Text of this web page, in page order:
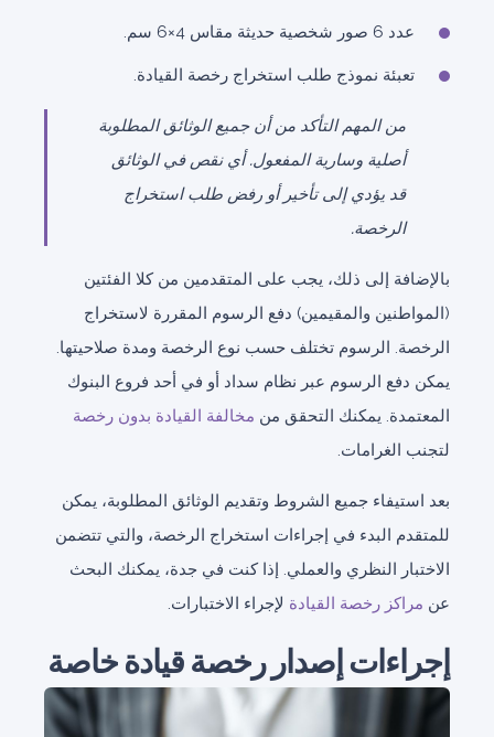
عدد 6 صور شخصية حديثة مقاس 4×6 سم.
تعبئة نموذج طلب استخراج رخصة القيادة.
من المهم التأكد من أن جميع الوثائق المطلوبة
أصلية وسارية المفعول. أي نقص في الوثائق
قد يؤدي إلى تأخير أو رفض طلب استخراج
الرخصة.
بالإضافة إلى ذلك، يجب على المتقدمين من كلا الفئتين
(المواطنين والمقيمين) دفع الرسوم المقررة لاستخراج
الرخصة. الرسوم تختلف حسب نوع الرخصة ومدة صلاحيتها.
يمكن دفع الرسوم عبر نظام سداد أو في أحد فروع البنوك
المعتمدة. يمكنك التحقق من مخالفة القيادة بدون رخصة
لتجنب الغرامات.
بعد استيفاء جميع الشروط وتقديم الوثائق المطلوبة، يمكن
للمتقدم البدء في إجراءات استخراج الرخصة، والتي تتضمن
الاختبار النظري والعملي. إذا كنت في جدة، يمكنك البحث
عن مراكز رخصة القيادة لإجراء الاختبارات.
إجراءات إصدار رخصة قيادة خاصة